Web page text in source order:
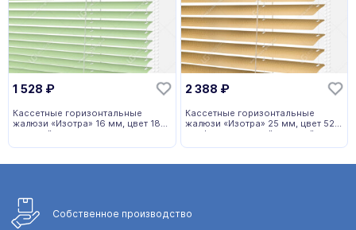
1 528 ₽
Кассетные горизонтальные
жалюзи «Изотра» 16 мм, цвет 187
зеленый
2 388 ₽
Кассетные горизонтальные
жалюзи «Изотра» 25 мм, цвет 52
перфорированный золотой
Собственное производство